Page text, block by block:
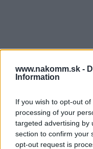
www.nakomm.sk -
Information
If you wish to opt-out
processing of your
targeted advertising by
section to confirm your
opt-out request is
Kolík drevený buk
Na sklade (1 kg)
Prečo si